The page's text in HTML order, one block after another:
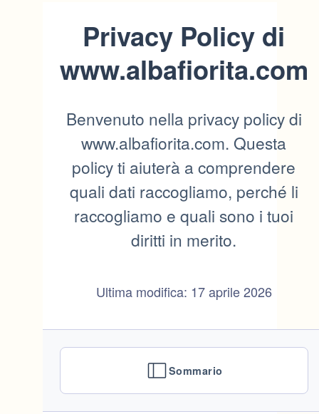
Privacy Policy di
www.albafiorita.com
Benvenuto nella privacy policy di
www.albafiorita.com. Questa
policy ti aiuterà a comprendere
quali dati raccogliamo, perché li
raccogliamo e quali sono i tuoi
diritti in merito.
Ultima modifica: 17 aprile 2026
Sommario